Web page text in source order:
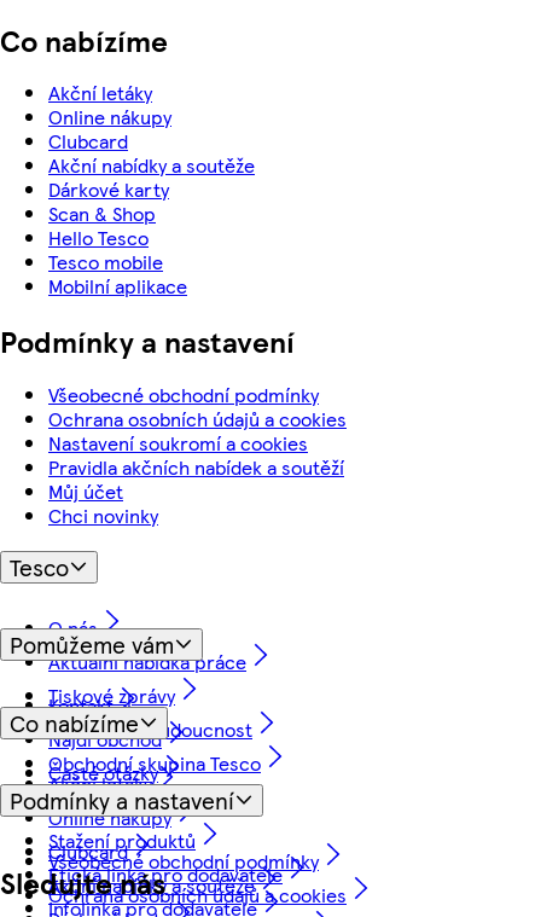
Co nabízíme
Akční letáky
Online nákupy
Clubcard
Akční nabídky a soutěže
Dárkové karty
Scan & Shop
Hello Tesco
Tesco mobile
Mobilní aplikace
Podmínky a nastavení
Všeobecné obchodní podmínky
Ochrana osobních údajů a cookies
Nastavení soukromí a cookies
Pravidla akčních nabídek a soutěží
Můj účet
Chci novinky
Tesco
O nás
Aktuální nabídka práce
Tiskové zprávy
Myslíme na budoucnost
Obchodní skupina Tesco
Pomůžeme vám
Kontakt
Najdi obchod
Časté otázky
Vrácení a záruka
Stažení produktů
Etická linka pro dodavatele
Infolinka pro dodavatele
Co nabízíme
Akční letáky
Online nákupy
Clubcard
Akční nabídky a soutěže
Podmínky a nastavení
Všeobecné obchodní podmínky
Ochrana osobních údajů a cookies
Sledujte nás